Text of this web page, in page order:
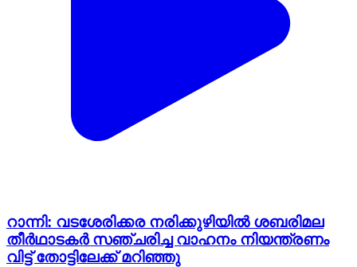
റാന്നി: വടശേരിക്കര നരിക്കുഴിയിൽ ശബരിമല
തീർഥാടകർ സഞ്ചരിച്ച വാഹനം നിയന്ത്രണം
വിട്ട് തോട്ടിലേക്ക് മറിഞ്ഞു